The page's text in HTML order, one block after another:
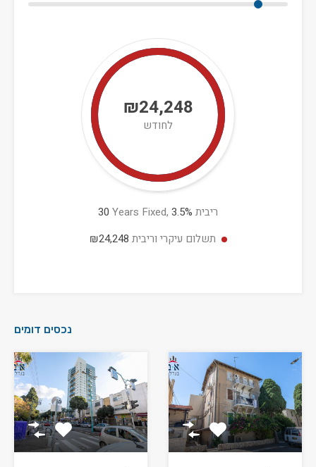
₪24,248
לחודש
30 Years Fixed, 3.5% ריבית
תשלום עיקרי וריבית ₪24,248
נכסים דומים